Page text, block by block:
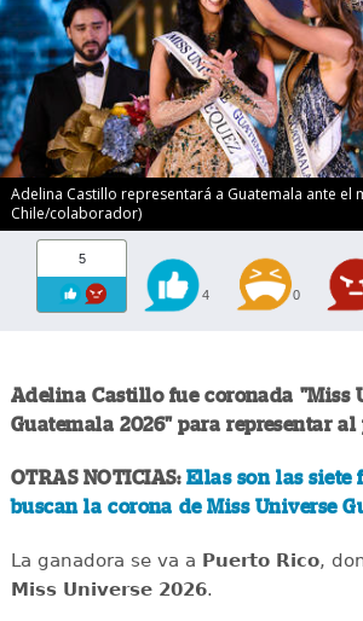
Adelina Castillo representará a Guatemala ante el
Chile/colaborador)
5
4 0
Adelina Castillo fue coronada "Miss
Guatemala 2026" para representar al
OTRAS NOTICIAS: Ellas son las siete
buscan la corona de Miss Universe
La ganadora se va a Puerto Rico,
Miss Universe 2026.